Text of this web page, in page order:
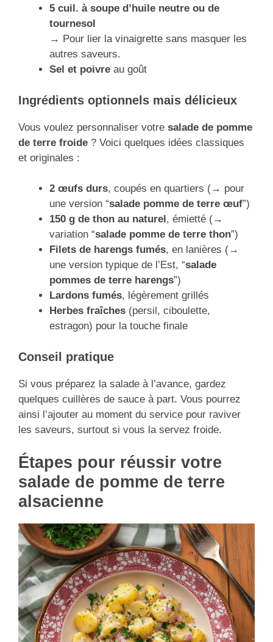
5 cuil. à soupe d’huile neutre ou de
tournesol
→ Pour lier la vinaigrette sans masquer les
autres saveurs.
Sel et poivre au goût
Ingrédients optionnels mais délicieux
Vous voulez personnaliser votre salade de pomme
de terre froide ? Voici quelques idées classiques
et originales :
2 œufs durs, coupés en quartiers (→ pour
une version “salade pomme de terre œuf”)
150 g de thon au naturel , émietté (→
variation “salade pomme de terre thon”)
Filets de harengs fumés, en lanières (→
une version typique de l’Est, “salade
pommes de terre harengs”)
Lardons fumés, légèrement grillés
Herbes fraîches (persil, ciboulette,
estragon) pour la touche finale
Conseil pratique
Si vous préparez la salade à l’avance, gardez
quelques cuillères de sauce à part. Vous pourrez
ainsi l’ajouter au moment du service pour raviver
les saveurs, surtout si vous la servez froide.
Étapes pour réussir votre
salade de pomme de terre
alsacienne